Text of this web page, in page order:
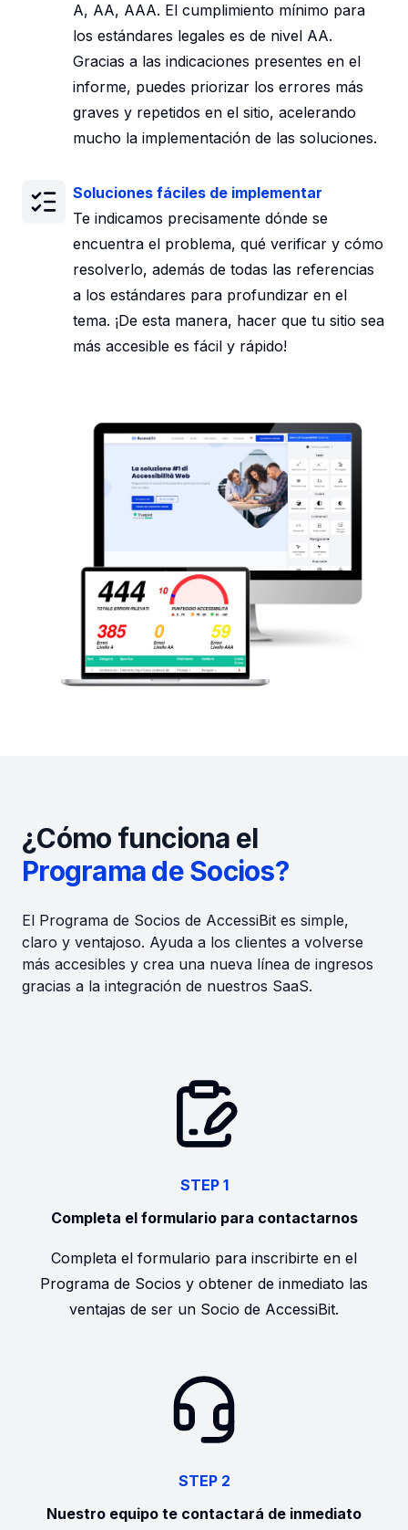
A, AA, AAA. El cumplimiento mínimo para
los estándares legales es de nivel AA.
Gracias a las indicaciones presentes en el
informe, puedes priorizar los errores más
graves y repetidos en el sitio, acelerando
mucho la implementación de las soluciones.
Soluciones fáciles de implementar
Te indicamos precisamente dónde se
encuentra el problema, qué verificar y cómo
resolverlo, además de todas las referencias
a los estándares para profundizar en el
tema. ¡De esta manera, hacer que tu sitio sea
más accesible es fácil y rápido!
¿Cómo funciona el
Programa de Socios?
El Programa de Socios de AccessiBit es simple,
claro y ventajoso. Ayuda a los clientes a volverse
más accesibles y crea una nueva línea de ingresos
gracias a la integración de nuestros SaaS.
STEP 1
Completa el formulario para contactarnos
Completa el formulario para inscribirte en el
Programa de Socios y obtener de inmediato las
ventajas de ser un Socio de AccessiBit.
STEP 2
Nuestro equipo te contactará de inmediato